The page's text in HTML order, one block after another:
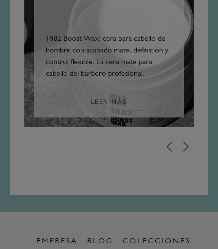
1982 Boost Wax: cera para cabello de
hombre con acabado mate, definición y
control flexible. La cera mate para
cabello del barbero profesional.
LEER MÁS
EMPRESA BLOG
COLECCIONES